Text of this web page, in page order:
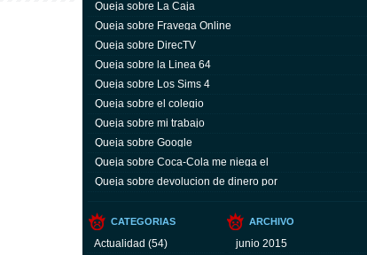
Queja sobre La Caja
Queja sobre Fravega Online
Queja sobre DirecTV
Queja sobre la Linea 64
Queja sobre Los Sims 4
Queja sobre el colegio
Queja sobre mi trabajo
Queja sobre Google
Queja sobre Coca-Cola me niega el
servicio y facturas
Queja sobre devolucion de dinero por
CATEGORIAS ARCHIVO
Actualidad (54)
junio 2015